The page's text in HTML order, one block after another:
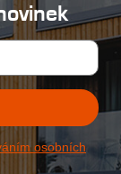
osobních